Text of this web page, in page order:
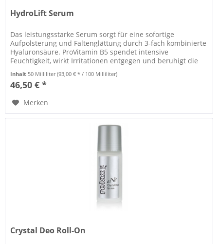
HydroLift Serum
Das leistungsstarke Serum sorgt für eine sofortige
Aufpolsterung und Faltenglättung durch 3-fach kombinierte
Hyaluronsäure. ProVitamin B5 spendet intensive
Feuchtigkeit, wirkt Irritationen entgegen und beruhigt die
Inhalt 50 Milliliter(93,00 € * / 100 Milliliter)
46,50 € *
Merken
Crystal Deo Roll-On